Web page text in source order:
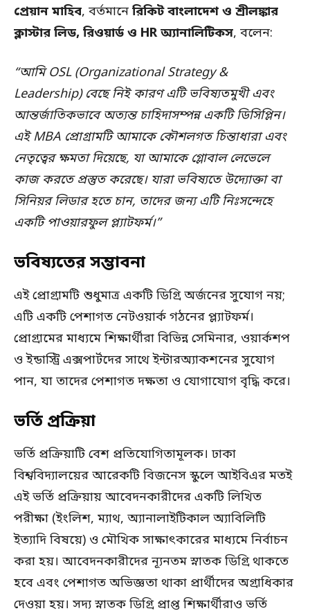
প্রেয়ান মাহিব, বর্তমানে রিকিট বাংলাদেশ ও শ্রীলঙ্কার
ক্লাস্টার লিড, রিওয়ার্ড ও HR অ্যানালিটিকস, বলেন:
“আমি OSL (Organizational Strategy &
Leadership) বেছে নিই কারণ এটি ভবিষ্যতমুখী এবং
আন্তর্জাতিকভাবে অত্যন্ত চাহিদাসম্পন্ন একটি ডিসিপ্লিন।
এই MBA প্রোগ্রামটি আমাকে কৌশলগত চিন্তাধারা এবং
নেতৃত্বের ক্ষমতা দিয়েছে, যা আমাকে গ্লোবাল লেভেলে
কাজ করতে প্রস্তুত করেছে। যারা ভবিষ্যতে উদ্যোক্তা বা
সিনিয়র লিডার হতে চান, তাদের জন্য এটি নিঃসন্দেহে
একটি পাওয়ারফুল প্ল্যাটফর্ম।”
ভবিষ্যতের সম্ভাবনা
এই প্রোগ্রামটি শুধুমাত্র একটি ডিগ্রি অর্জনের সুযোগ নয়;
এটি একটি পেশাগত নেটওয়ার্ক গঠনের প্ল্যাটফর্ম।
প্রোগ্রামের মাধ্যমে শিক্ষার্থীরা বিভিন্ন সেমিনার, ওয়ার্কশপ
ও ইন্ডাস্ট্রি এক্সপার্টদের সাথে ইন্টারঅ্যাকশনের সুযোগ
পান, যা তাদের পেশাগত দক্ষতা ও যোগাযোগ বৃদ্ধি করে।
ভর্তি প্রক্রিয়া
ভর্তি প্রক্রিয়াটি বেশ প্রতিযোগিতামূলক। ঢাকা
বিশ্ববিদ্যালয়ের আরেকটি বিজনেস স্কুলে আইবিএর মতই
এই ভর্তি প্রক্রিয়ায় আবেদনকারীদের একটি লিখিত
পরীক্ষা (ইংলিশ, ম্যাথ, অ্যানালাইটিকাল অ্যাবিলিটি
ইত্যাদি বিষয়ে) ও মৌখিক সাক্ষাৎকারের মাধ্যমে নির্বাচন
করা হয়। আবেদনকারীদের ন্যূনতম স্নাতক ডিগ্রি থাকতে
হবে এবং পেশাগত অভিজ্ঞতা থাকা প্রার্থীদের অগ্রাধিকার
দেওয়া হয়। সদ্য স্নাতক ডিগ্রি প্রাপ্ত শিক্ষার্থীরাও ভর্তি